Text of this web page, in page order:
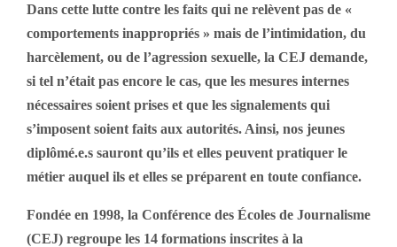
Dans cette lutte contre les faits qui ne relèvent pas de «
comportements inappropriés » mais de l’intimidation, du
harcèlement, ou de l’agression sexuelle, la CEJ demande,
si tel n’était pas encore le cas, que les mesures internes
nécessaires soient prises et que les signalements qui
s’imposent soient faits aux autorités. Ainsi, nos jeunes
diplômé.e.s sauront qu’ils et elles peuvent pratiquer le
métier auquel ils et elles se préparent en toute confiance.
Fondée en 1998, la Conférence des Écoles de Journalisme
(CEJ) regroupe les 14 formations inscrites à la